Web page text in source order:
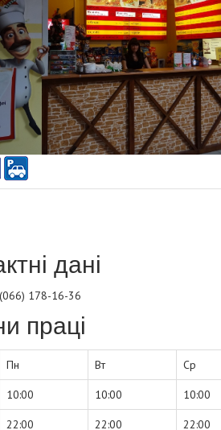
дані
178-16-36
праці
Пн Вт Ср
10:00 10:00 10:00
22:00 22:00 22:00